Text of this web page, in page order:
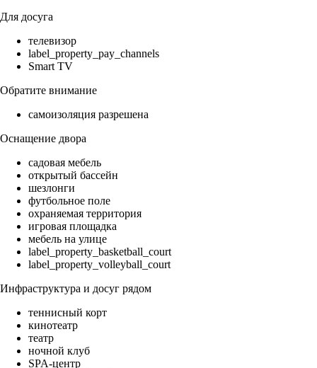
Для досуга
телевизор
label_property_pay_channels
Smart TV
Обратите внимание
самоизоляция разрешена
Оснащение двора
садовая мебель
открытый бассейн
шезлонги
футбольное поле
охраняемая территория
игровая площадка
мебель на улице
label_property_basketball_court
label_property_volleyball_court
Инфраструктура и досуг рядом
теннисный корт
кинотеатр
театр
ночной клуб
SPA-центр